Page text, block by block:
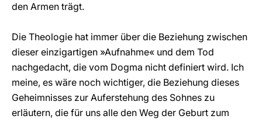
den Armen trägt.
Die Theologie hat immer über die Beziehung zwischen
dieser einzigartigen »Aufnahme« und dem Tod
nachgedacht, die vom Dogma nicht definiert wird. Ich
meine, es wäre noch wichtiger, die Beziehung dieses
Geheimnisses zur Auferstehung des Sohnes zu
erläutern, die für uns alle den Weg der Geburt zum